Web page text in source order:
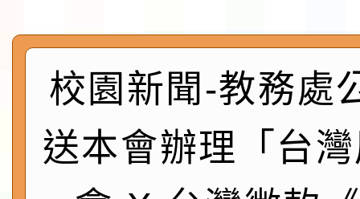
及師生本土語及新住民
實施要點各1份
115年食農教育專業人
程
函轉國家通訊傳播委員
鎮韌性（防空）演習－
速演練執行計畫」
「115年金融知識線上
法」
校園新聞-教務處
送本會辦理「台